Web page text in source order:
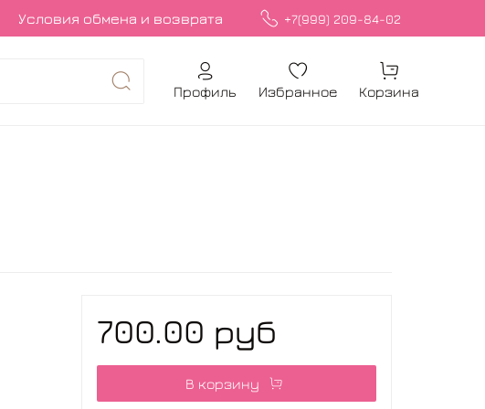
Условия обмена и возврата +7(999) 209-84-02
Профиль Избранное Корзина
700.00 руб
В корзину